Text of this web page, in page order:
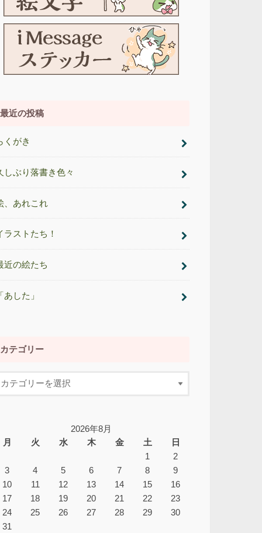
最近の投稿
くがき
しぶり落書き色々
、あれこれ
ラストたち！
近の絵たち
あした」
カテゴリー
2026年8月
月
火 水 木 金 土
日
1
2
3
4 5 6 7 8
9
10
11 12 13 14 15
16
17
18 19 20 21 22
23
24
25 26 27 28 29
30
31